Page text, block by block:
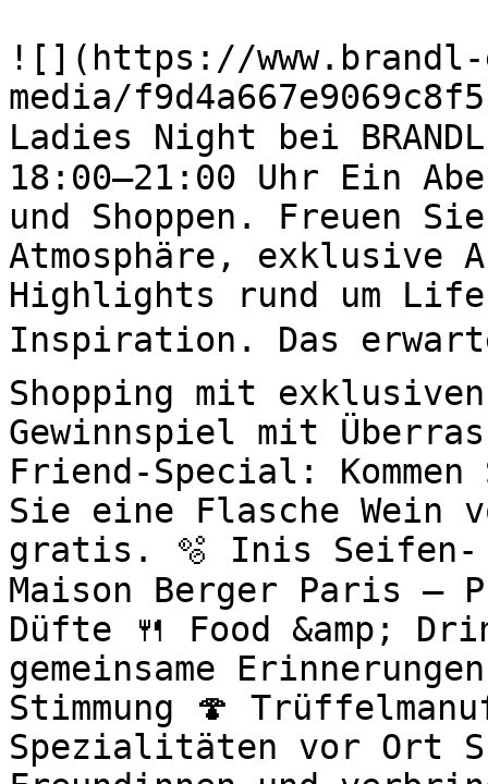
![](https://
media/
Ladies Night bei
18:00–21:00 Uhr Ein
und Shoppen. Freuen
Atmosphäre, exklusive
Highlights rund um
Inspiration. Das
Shopping mit
Gewinnspiel mit
Friend-Special:
Sie eine Flasche Wein
gratis. 🫧 Inis Seifen-
Maison Berger Paris –
Düfte 🍴 Food &amp;
gemeinsame
Stimmung 🍄
Spezialitäten vor Ort